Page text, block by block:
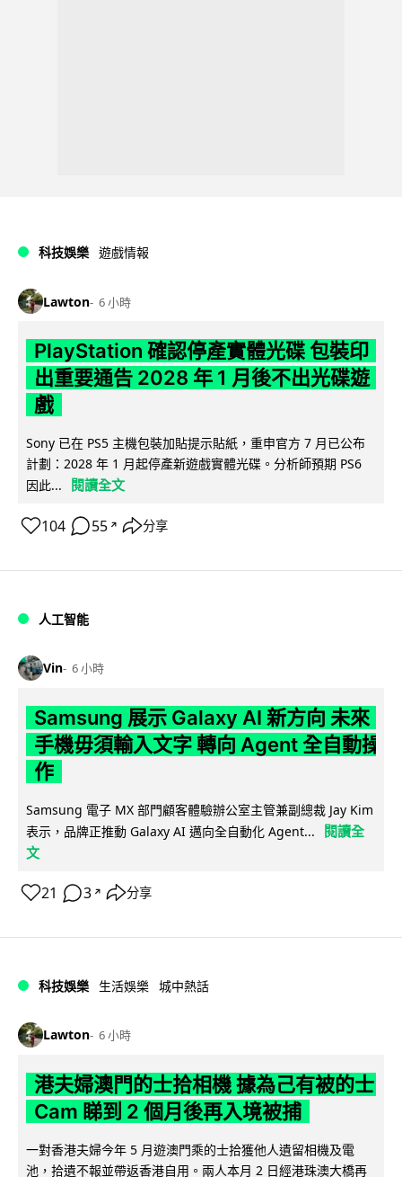
科技娛樂 遊戲情報
Lawton 6 小時
PlayStation 確認停產實體光碟 包裝印
出重要通告 2028 年 1 月後不出光碟遊
戲
Sony 已在 PS5 主機包裝加貼提示貼紙，重申官方 7 月已公布
計劃：2028 年 1 月起停產新遊戲實體光碟。分析師預期 PS6
因此...
閱讀全文
104 55 ↗ 分享
人工智能
Vin 6 小時
Samsung 展示 Galaxy AI 新方向 未來
手機毋須輸入文字 轉向 Agent 全自動操
作
Samsung 電子 MX 部門顧客體驗辦公室主管兼副總裁 Jay Kim
表示，品牌正推動 Galaxy AI 邁向全自動化 Agent...
閱讀全
文
21 3 ↗ 分享
科技娛樂 生活娛樂 城中熱話
Lawton 6 小時
港夫婦澳門的士拾相機 據為己有被的士
Cam 睇到 2 個月後再入境被捕
一對香港夫婦今年 5 月遊澳門乘的士拾獲他人遺留相機及電
池，拾遺不報並帶返香港自用。兩人本月 2 日經港珠澳大橋再